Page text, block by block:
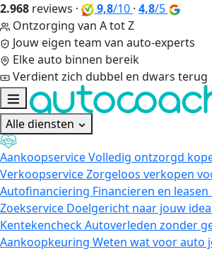
2.968 reviews · 9,8/10 · 4,8/5
Ontzorging van A tot Z
Jouw eigen team van auto-experts
Elke auto binnen bereik
Verdient zich dubbel en dwars terug
Alle diensten
AankoopserviceVolledig ontzorgd
VerkoopserviceZorgeloos verkopen
Autofinanciering Financieren en
Zoekservice Doelgericht naar jouw
KentekencheckAutoverleden zonder
Aankoopkeuring Weten wat voor auto